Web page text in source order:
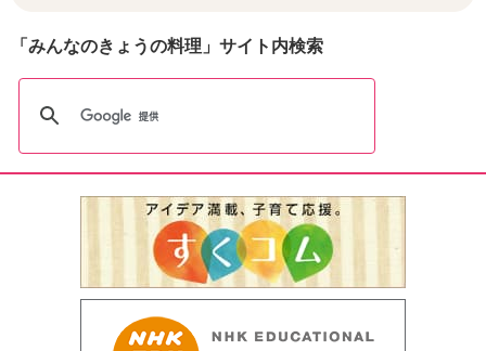
「みんなのきょうの料理」サイト内検索